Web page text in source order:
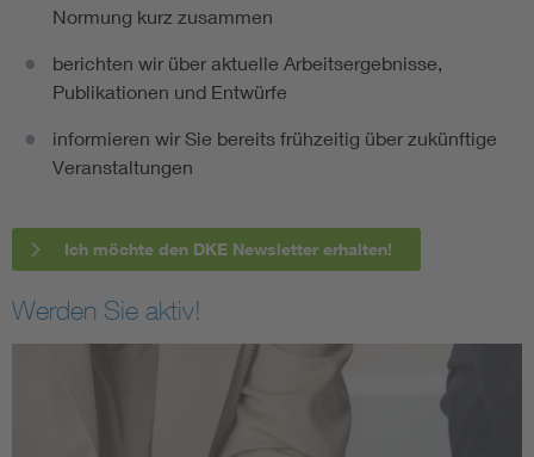
Normung kurz zusammen
berichten wir über aktuelle Arbeitsergebnisse,
Publikationen und Entwürfe
informieren wir Sie bereits frühzeitig über zukünftige
Veranstaltungen
Ich möchte den DKE Newsletter erhalten!
Werden Sie aktiv!